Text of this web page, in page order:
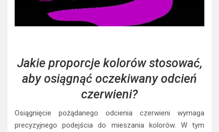
Jakie proporcje kolorów stosować,
aby osiągnąć oczekiwany odcień
czerwieni?
Osiągnięcie pożądanego odcienia czerwieni wymaga
precyzyjnego podejścia do mieszania kolorów. W tym